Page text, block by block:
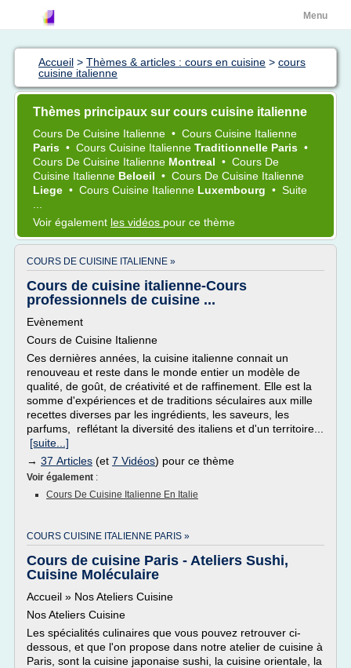
Menu
Accueil > Thèmes & articles : cours en cuisine > cours
cuisine italienne
Thèmes principaux sur cours cuisine italienne
Cours De Cuisine Italienne • Cours Cuisine Italienne
Paris • Cours Cuisine Italienne Traditionnelle Paris •
Cours De Cuisine Italienne Montreal • Cours De
Cuisine Italienne Beloeil • Cours De Cuisine Italienne
Liege • Cours Cuisine Italienne Luxembourg • Suite
Voir également les vidéos pour ce thème
COURS DE CUISINE ITALIENNE »
Cours de cuisine italienne-Cours
professionnels de cuisine ...
Evènement
Cours de Cuisine Italienne
Ces dernières années, la cuisine italienne connait un
renouveau et reste dans le monde entier un modèle de
qualité, de goût, de créativité et de raffinement. Elle est la
somme d'expériences et de traditions séculaires aux mille
recettes diverses par les ingrédients, les saveurs, les
parfums, reflétant la diversité des italiens et d'un territoire...
[suite...]
→ 37 Articles (et 7 Vidéos) pour ce thème
Voir également :
Cours De Cuisine Italienne En Italie
COURS CUISINE ITALIENNE PARIS »
Cours de cuisine Paris - Ateliers Sushi,
Cuisine Moléculaire
Accueil » Nos Ateliers Cuisine
Nos Ateliers Cuisine
Les spécialités culinaires que vous pouvez retrouver ci-
dessous, et que l'on propose dans notre atelier de cuisine à
Paris, sont la cuisine japonaise sushi, la cuisine orientale, la